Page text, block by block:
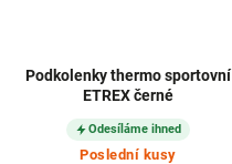
Podkolenky thermo sportovní
ETREX černé
Odesíláme ihned
Poslední kusy